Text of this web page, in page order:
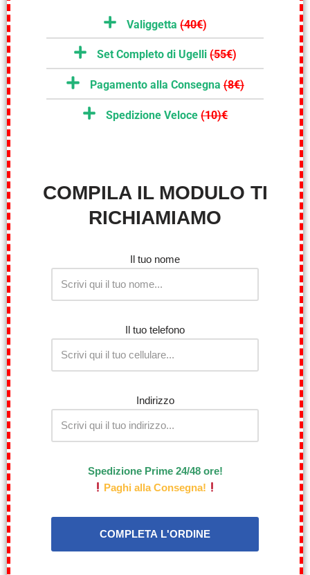
Valiggetta(40€)
Set Completo di Ugelli(55€)
Pagamento alla Consegna(8€)
Spedizione Veloce(10)€
COMPILA IL MODULO TI
RICHIAMIAMO
Il tuo nome
Il tuo telefono
Indirizzo
Spedizione Prime 24/48 ore!
Paghi alla Consegna!